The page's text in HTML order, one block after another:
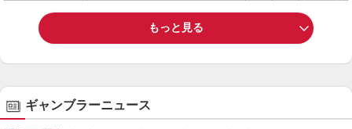
もっと見る
ギャンブラーニュース